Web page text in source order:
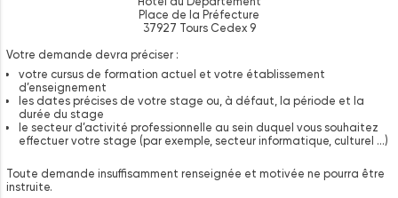
Place de la Préfecture
37927 Tours Cedex 9
Votre demande devra préciser :
votre cursus de formation actuel et votre établissement
d’enseignement
les dates précises de votre stage ou, à défaut, la période et la
durée du stage
le secteur d’activité professionnelle au sein duquel vous souhaitez
effectuer votre stage (par exemple, secteur informatique, culturel …)
Toute demande insuffisamment renseignée et motivée ne pourra être
instruite.